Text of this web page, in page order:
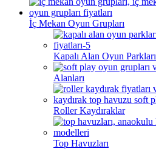
İç Mekan Oyun Grupları
Kapalı Alan Oyun Parkları
Alanları
Roller Kaydıraklar
Top Havuzları